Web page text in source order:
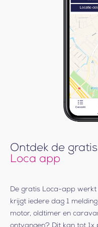
Ontdek de gratis
Loca app
De gratis Loca-app werkt
krijgt iedere dag 1
motor, oldtimer en